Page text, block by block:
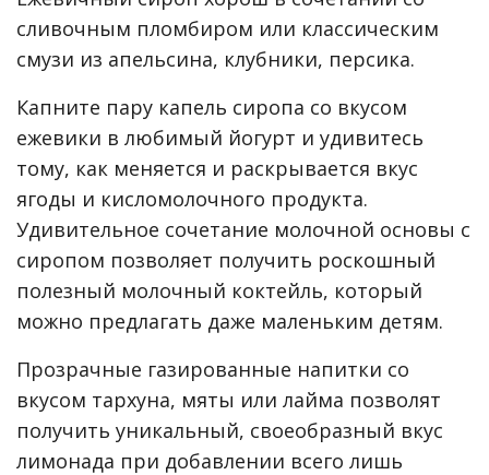
сливочным пломбиром или классическим
смузи из апельсина, клубники, персика.
Капните пару капель сиропа со вкусом
ежевики в любимый йогурт и удивитесь
тому, как меняется и раскрывается вкус
ягоды и кисломолочного продукта.
Удивительное сочетание молочной основы с
сиропом позволяет получить роскошный
полезный молочный коктейль, который
можно предлагать даже маленьким детям.
Прозрачные газированные напитки со
вкусом тархуна, мяты или лайма позволят
получить уникальный, своеобразный вкус
лимонада при добавлении всего лишь